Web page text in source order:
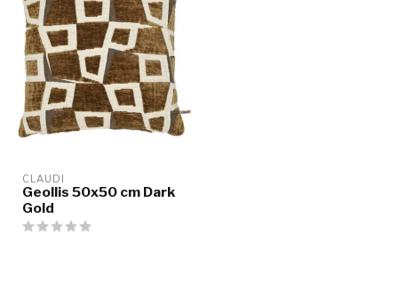
CLAUDI
Geollis 50x50 cm Dark
Gold